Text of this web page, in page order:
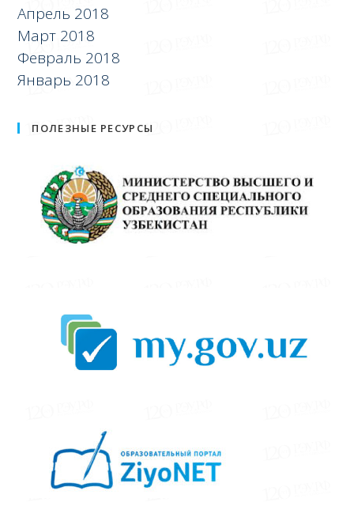
Апрель 2018
Март 2018
Февраль 2018
Январь 2018
ПОЛЕЗНЫЕ РЕСУРСЫ